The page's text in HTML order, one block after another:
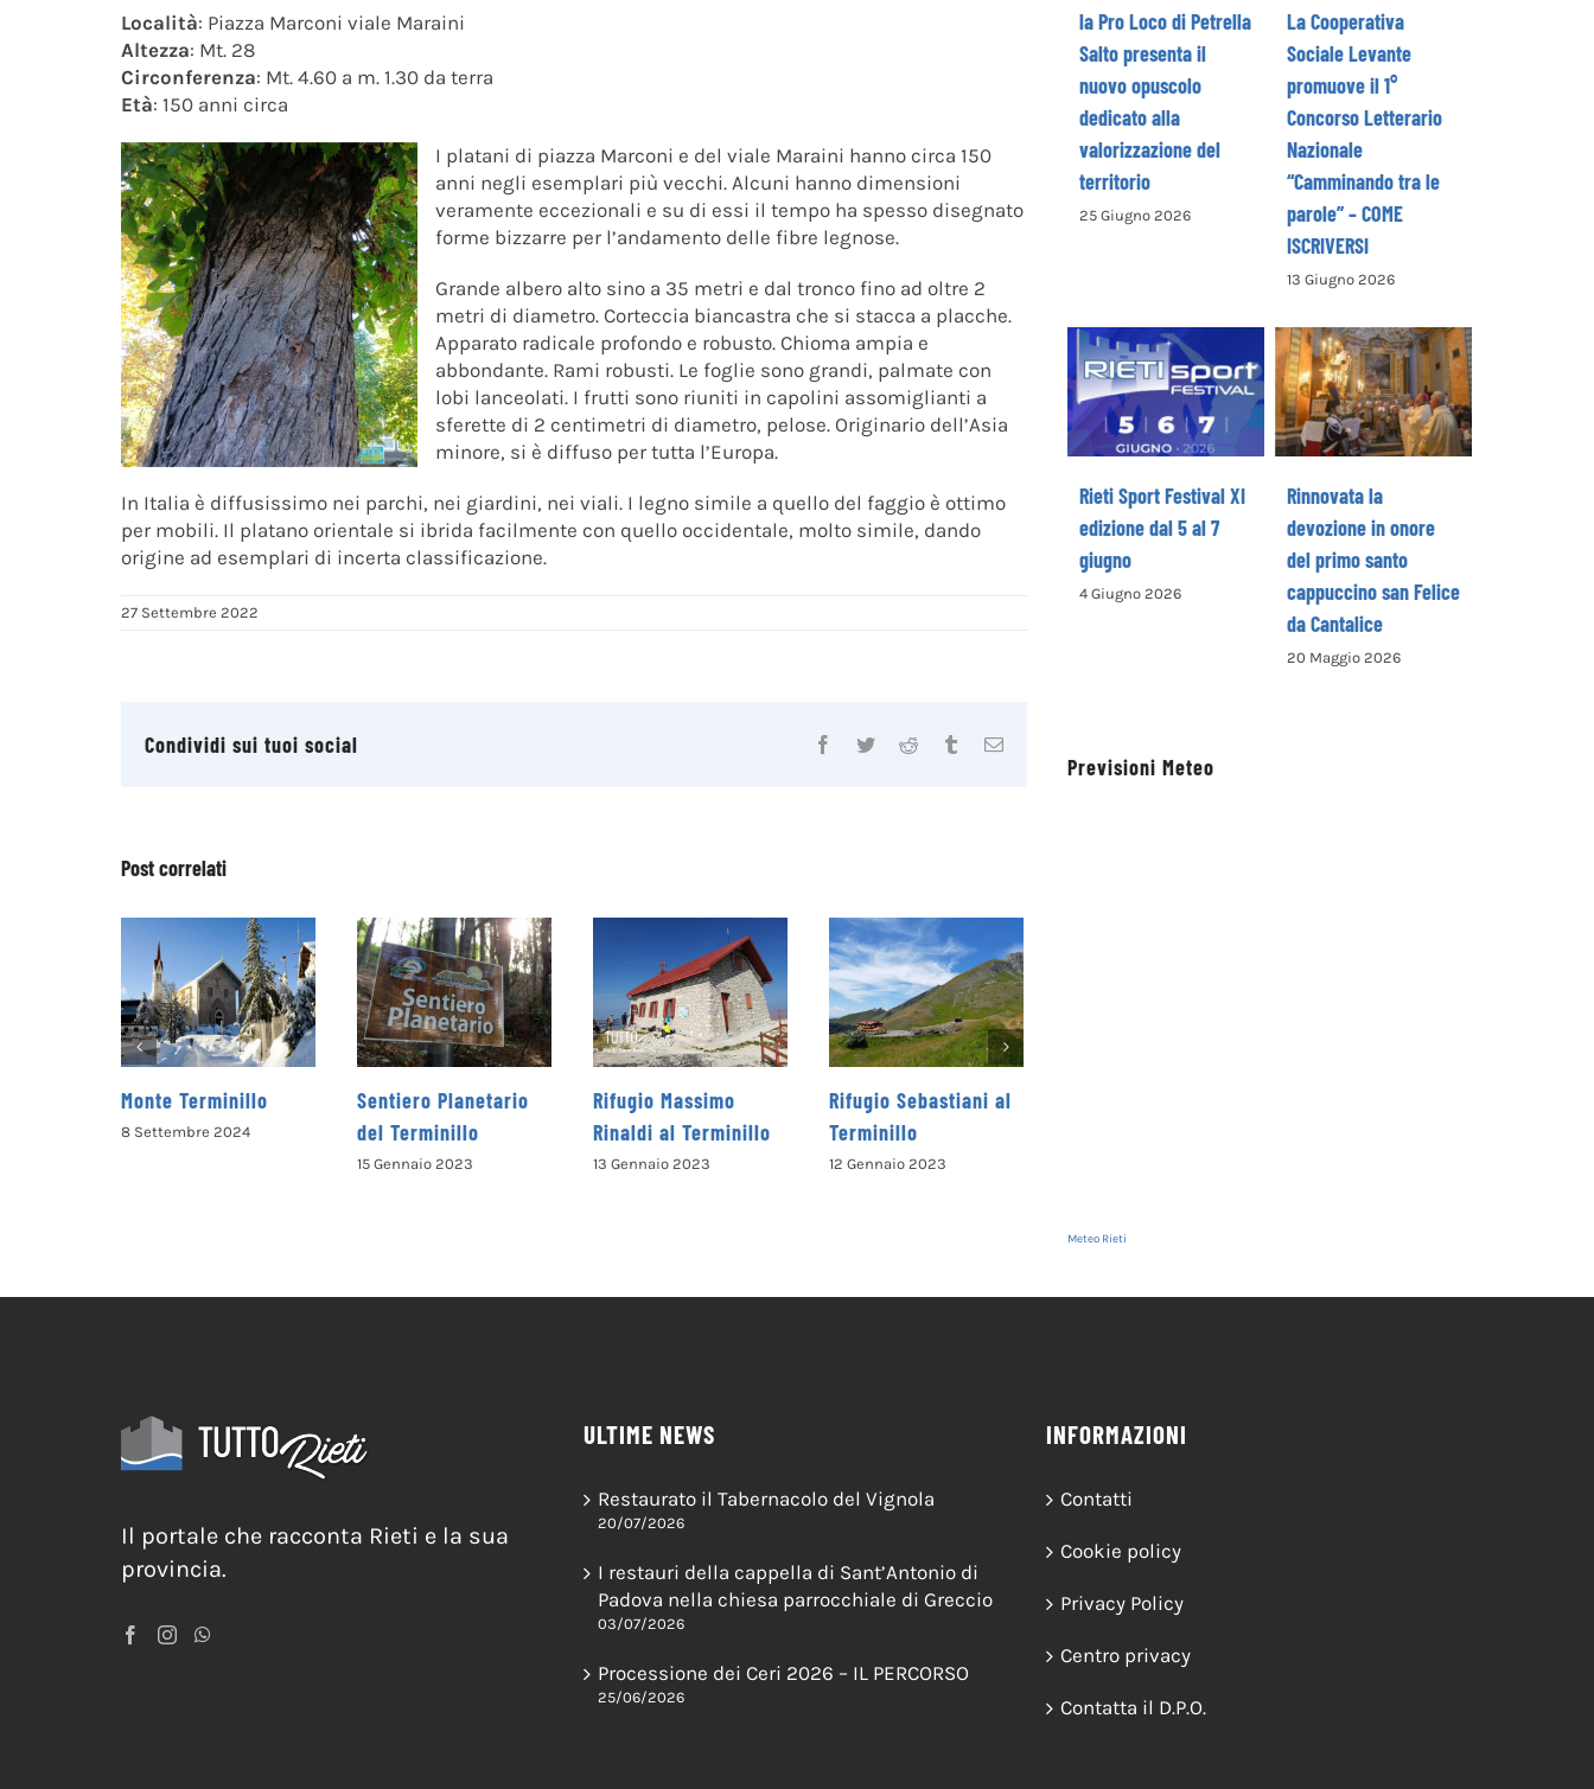
Località: Piazza Marconi viale Maraini
Altezza: Mt. 28
Circonferenza: Mt. 4.60 a m. 1.30 da terra
Età: 150 anni circa
I platani di piazza Marconi e del viale Maraini hanno circa 150
anni negli esemplari più vecchi. Alcuni hanno dimensioni
veramente eccezionali e su di essi il tempo ha spesso disegnato
forme bizzarre per l’andamento delle fibre legnose.
Grande albero alto sino a 35 metri e dal tronco fino ad oltre 2
metri di diametro. Corteccia biancastra che si stacca a placche.
Apparato radicale profondo e robusto. Chioma ampia e
abbondante. Rami robusti. Le foglie sono grandi, palmate con
lobi lanceolati. I frutti sono riuniti in capolini assomiglianti a
sferette di 2 centimetri di diametro, pelose. Originario dell’Asia
minore, si è diffuso per tutta l’Europa.
In Italia è diffusissimo nei parchi, nei giardini, nei viali. I legno simile a quello del faggio è ottimo
per mobili. Il platano orientale si ibrida facilmente con quello occidentale, molto simile, dando
origine ad esemplari di incerta classificazione.
27 Settembre 2022
Condividi sui tuoi social Facebook
TwitterReddit TumblrEmail
Post correlati
Sentiero Planetario
del Terminillo
Rifugio Massimo
Rinaldi al Terminillo
13 Gennaio 2023
Rifugio Sebastiani al
Terminillo
12 Gennaio 2023
Pizzo di Sevo
7 Gennaio 2023
del territorio
la Pro Loco di Petrella
Salto presenta il
nuovo opuscolo
dedicato alla
valorizzazione del
territorio
25 Giugno 2026
le parole” –
COME ISCRIVERSI
La Cooperativa
Sociale Levante
promuove il 1°
Concorso Letterario
Nazionale
“Camminando tra le
parole” – COME
ISCRIVERSI
13 Giugno 2026
Rieti Sport
Festival XI
edizione dal 5 al
7 giugno
Rieti Sport Festival XI
edizione dal 5 al 7
giugno
4 Giugno 2026
devozione in
onore del primo
santo
cappuccino san
Felice da
Cantalice
Rinnovata la
devozione in onore
del primo santo
cappuccino san Felice
da Cantalice
20 Maggio 2026
Previsioni Meteo
Meteo Rieti
Il portale che racconta Rieti e la sua
provincia.
ULTIME NEWS
Restaurato il Tabernacolo del Vignola
20/07/2026
I restauri della cappella di Sant’Antonio di
Padova nella chiesa parrocchiale di Greccio
03/07/2026
Processione dei Ceri 2026 – IL PERCORSO
25/06/2026
INFORMAZIONI
Contatti
Cookie policy
Privacy Policy
Centro privacy
Contatta il D.P.O.